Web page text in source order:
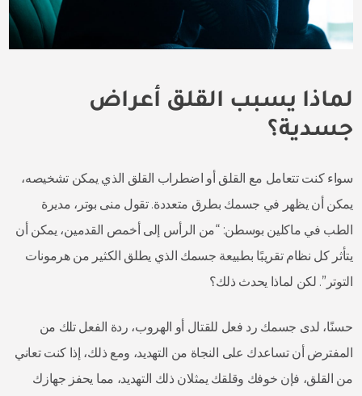
لماذا يسبب القلق أعراض
جسدية؟
سواء كنت تتعامل مع القلق أو اضطراب القلق الذي يمكن تشخيصه،
يمكن أن يظهر في جسمك بطرق متعددة. تقول منى بوتر، مديرة
الطب في ماكلين بوسطن: “من الرأس إلى أخمص القدمين، يمكن أن
يتأثر كل نظام تقريبًا بطبيعة جسمك الذي يطلق الكثير من هرمونات
التوتر”. لكن لماذا يحدث ذلك؟
حسنًا، لدى جسمك رد فعل للقتال أو الهروب، ردة الفعل تلك من
المفترض أن تساعدك على النجاة من التهديد، ومع ذلك، إذا كنت تعاني
من القلق، فإن خوفك وقلقك يمثلان ذلك التهديد، مما يحفز جهازك